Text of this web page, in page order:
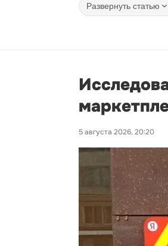
Развернуть статью
5 августа 2026, 20:20